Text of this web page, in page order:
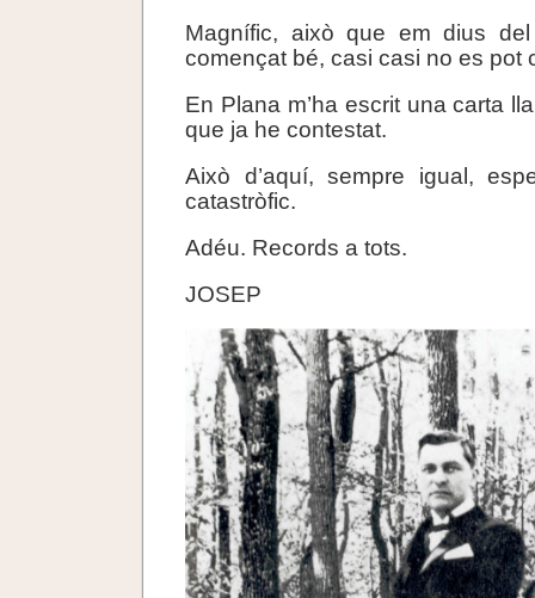
Magnífic, això que em dius
començat bé, casi casi no es pot
En Plana m’ha escrit una carta
que ja he contestat.
Això d’aquí, sempre igual,
catastròfic.
Adéu. Records a tots.
JOSEP